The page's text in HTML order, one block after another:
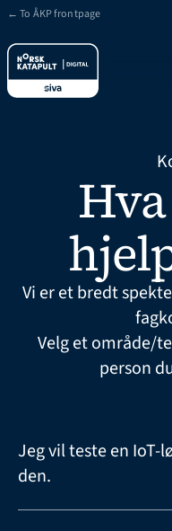
← To ÅKP frontpage
Vi er et bredt
Velg et område/
person
Jeg vil teste en IoT-
den.